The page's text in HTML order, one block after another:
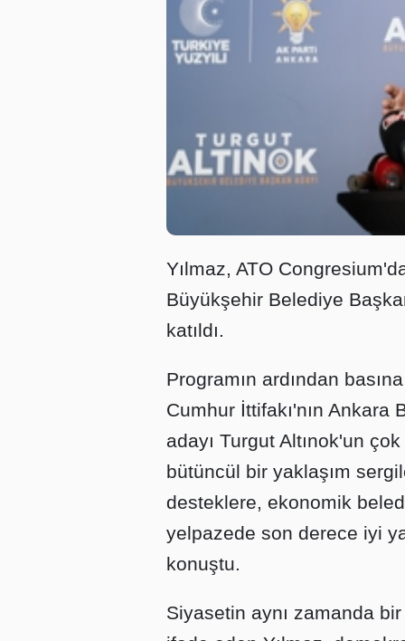
Yılmaz, ATO
Büyükşehir Belediye
katıldı.
Programın ardından
Cumhur İttifakı'nın
adayı Turgut Altınok'un
bütüncül bir yaklaşım
desteklere, ekonomik
yelpazede son derece iyi
konuştu.
Siyasetin aynı zamanda